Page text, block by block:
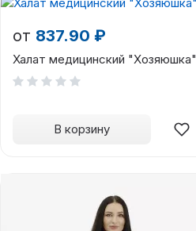
от 837.90 ₽
Халат медицинский "Хозяюшка"
В корзину